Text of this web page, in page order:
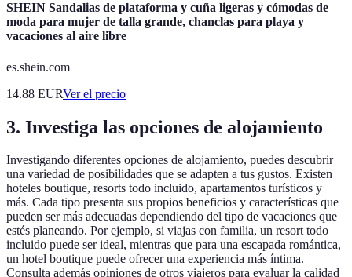
SHEIN Sandalias de plataforma y cuña ligeras y cómodas de
moda para mujer de talla grande, chanclas para playa y
vacaciones al aire libre
es.shein.com
14.88 EURVer el precio
3. Investiga las opciones de alojamiento
Investigando diferentes opciones de alojamiento, puedes descubrir
una variedad de posibilidades que se adapten a tus gustos. Existen
hoteles boutique, resorts todo incluido, apartamentos turísticos y
más. Cada tipo presenta sus propios beneficios y características que
pueden ser más adecuadas dependiendo del tipo de vacaciones que
estés planeando. Por ejemplo, si viajas con familia, un resort todo
incluido puede ser ideal, mientras que para una escapada romántica,
un hotel boutique puede ofrecer una experiencia más íntima.
Consulta además opiniones de otros viajeros para evaluar la calidad